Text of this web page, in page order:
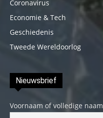
Coronavirus
Economie & Tech
Geschiedenis
Tweede Wereldoorlog
Nieuwsbrief
Voornaam of volledige naam